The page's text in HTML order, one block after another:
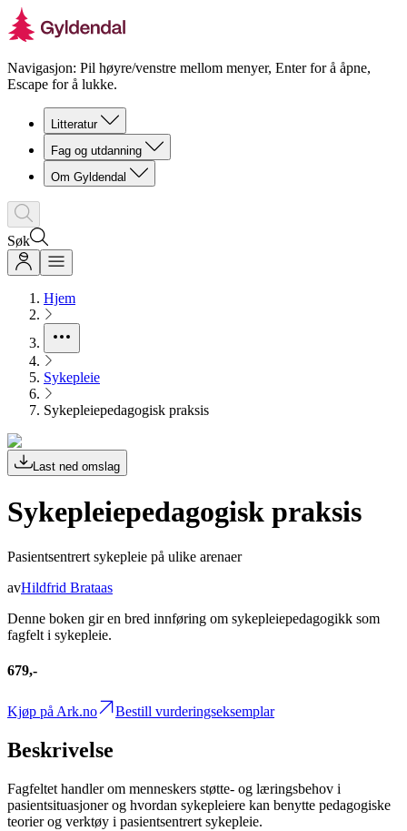
Navigasjon: Pil høyre/venstre mellom menyer, Enter for å åpne,
Escape for å lukke.
Litteratur
Fag og utdanning
Om Gyldendal
Søk
Hjem
Sykepleie
Sykepleiepedagogisk praksis
Last ned omslag
Sykepleiepedagogisk praksis
Pasientsentrert sykepleie på ulike arenaer
avHildfrid Brataas
Denne boken gir en bred innføring om sykepleiepedagogikk som
fagfelt i sykepleie.
679,-
Kjøp på Ark.no Bestill vurderingseksemplar
Beskrivelse
Fagfeltet handler om menneskers støtte- og læringsbehov i
pasientsituasjoner og hvordan sykepleiere kan benytte pedagogiske
teorier og verktøy i pasientsentrert sykepleie.